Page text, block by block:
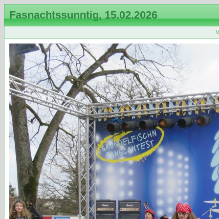
Fasnachtssunntig, 15.02.2026